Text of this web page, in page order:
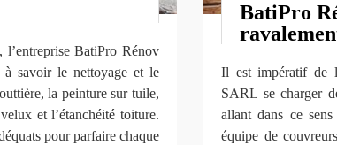
BatiPro Rénov
à savoir le nettoyage et le
la peinture sur tuile,
et l’étanchéité toiture.
pour parfaire chaque
BatiPro
Il est impératif de
SARL se charger
allant dans ce
équipe de